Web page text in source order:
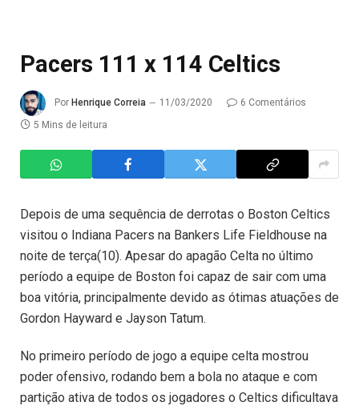
Pacers 111 x 114 Celtics
Por Henrique Correia 11/03/2020
6 Comentários
5 Mins de leitura
Depois de uma sequência de derrotas o Boston Celtics
visitou o Indiana Pacers na Bankers Life Fieldhouse na
noite de terça(10). Apesar do apagão Celta no último
período a equipe de Boston foi capaz de sair com uma
boa vitória, principalmente devido as ótimas atuações de
Gordon Hayward e Jayson Tatum.
No primeiro período de jogo a equipe celta mostrou
poder ofensivo, rodando bem a bola no ataque e com
partição ativa de todos os jogadores o Celtics dificultava